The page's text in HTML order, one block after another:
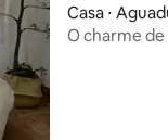
Casa ⋅
O charme